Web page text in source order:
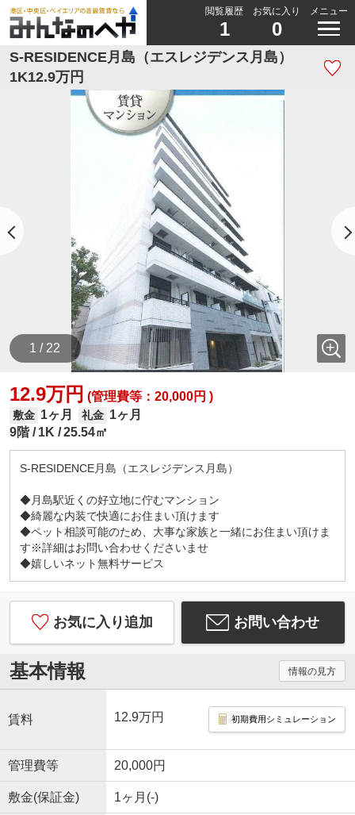
閲覧履歴
1
お気に入り
0
メニュー
S-RESIDENCE月島（エスレジデンス月島）
1K12.9万円
1 / 22
12.9万円 (管理費等：20,000円 )
敷金 1ヶ月 礼金 1ヶ月
9階
1K 25.54㎡
S-RESIDENCE月島（エスレジデンス月島）
◆月島駅近くの好立地に佇むマンション
◆綺麗な内装で快適にお住まい頂けます
◆ペット相談可能のため、大事な家族と一緒にお住まい頂けま
す※詳細はお問い合わせくださいませ
◆嬉しいネット無料サービス
お気に入り追加 お問い合わせ
基本情報 情報の見方
賃料 12.9万円 初期費用シミュレーション
管理費等 20,000円
敷金(保証金) 1ヶ月(-)